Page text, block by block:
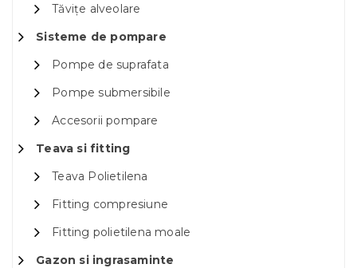
Tăvițe alveolare
Sisteme de pompare
Pompe de suprafata
Pompe submersibile
Accesorii pompare
Teava si fitting
Teava Polietilena
Fitting compresiune
Fitting polietilena moale
Gazon si ingrasaminte